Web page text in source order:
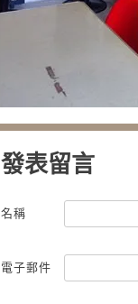
發表留言
名稱
電子郵件